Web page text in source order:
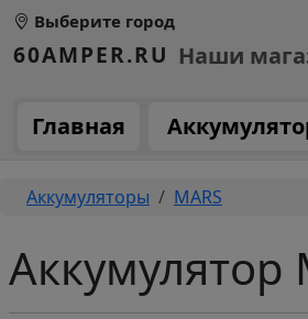
Перейти к основному содержанию
Выберите город
60AMPER.RU Основное
Наши
Главная
Строка навигации
Аккумуляторы MARS
Аккумулятор